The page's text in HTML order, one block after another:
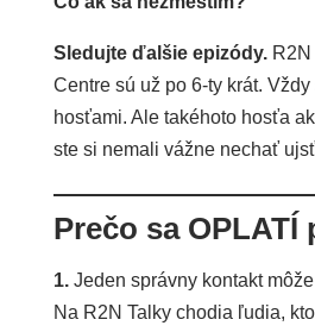
Sledujte ďalšie epizódy.R2N
Centre sú už po 6-ty krát.
hosťami. Ale takéhoto hosťa
ste si nemali vážne nechať
Prečo sa OPLATÍ
1. Jeden správny kontakt
Na R2N Talky chodia ľudia,